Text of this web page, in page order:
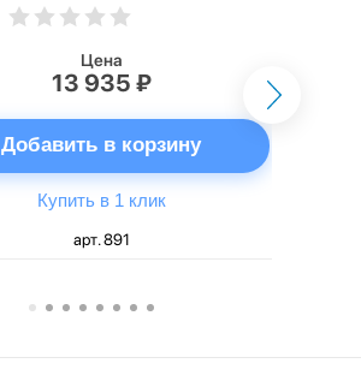
Цена
13 935 ₽
Добавить в корзину
Купить в 1 клик
арт. 891